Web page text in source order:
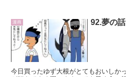
漫画 92.夢の
今日買ったゆず大根がとてもおいしか